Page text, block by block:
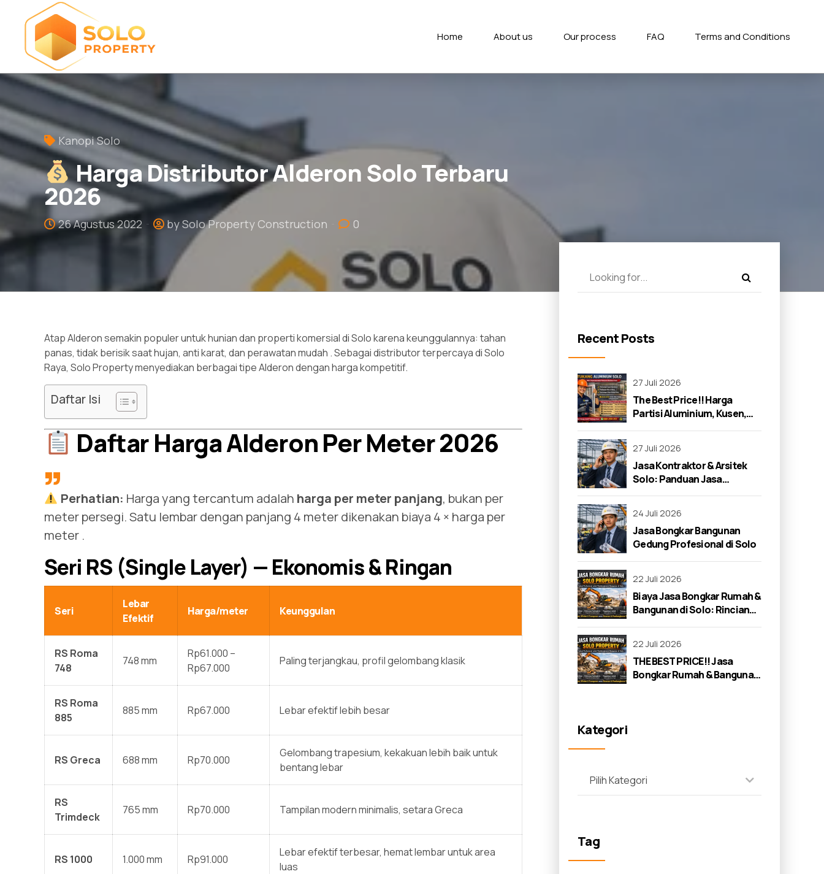
Home About us Our process FAQ Terms and Conditions
Kanopi Solo
Harga Distributor Alderon Solo Terbaru
2026
26 Agustus 2022 by Solo Property Construction 0
Atap Alderon semakin populer untuk hunian dan properti komersial di Solo karena keunggulannya: tahan
panas, tidak berisik saat hujan, anti karat, dan perawatan mudah . Sebagai distributor terpercaya di Solo
Raya, Solo Property menyediakan berbagai tipe Alderon dengan harga kompetitif.
Daftar Isi
Daftar Harga Alderon Per Meter 2026
Perhatian: Harga yang tercantum adalah harga per meter panjang, bukan per
meter persegi. Satu lembar dengan panjang 4 meter dikenakan biaya 4 × harga per
meter .
Seri RS (Single Layer) — Ekonomis & Ringan
Seri
Lebar
Efektif
Harga/meter Keunggulan
RS Roma
748
748 mm
Rp61.000 –
Rp67.000
Paling terjangkau, profil gelombang klasik
RS Roma
885
885 mm Rp67.000 Lebar efektif lebih besar
RS Greca 688 mm Rp70.000
Gelombang trapesium, kekakuan lebih baik untuk
bentang lebar
RS
Trimdeck
765 mm Rp70.000 Tampilan modern minimalis, setara Greca
RS 1000 1.000 mm Rp91.000
Lebar efektif terbesar, hemat lembar untuk area
luas
Recent Posts
27 Juli 2026
The Best Price!! Harga
Partisi Aluminium, Kusen,
27 Juli 2026
Jasa Kontraktor & Arsitek
Solo: Panduan Jasa
Kontraktor 2026
24 Juli 2026
Jasa Bongkar Bangunan
Gedung Profesional di Solo
22 Juli 2026
Biaya Jasa Bongkar Rumah &
Bangunan di Solo: Rincian
22 Juli 2026
THE BEST PRICE!! Jasa
Bongkar Rumah & Bangunan
Kategori
Pilih Kategori
Tag